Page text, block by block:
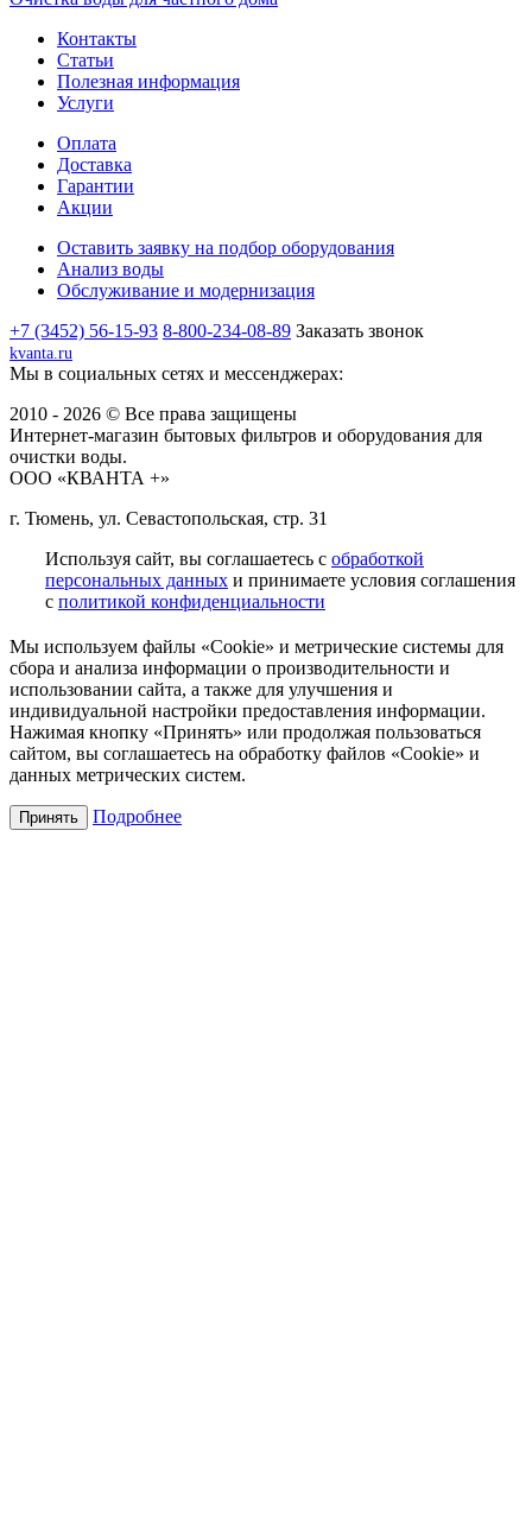
Контакты
Статьи
Полезная информация
Услуги
Оплата
Доставка
Гарантии
Акции
Оставить заявку на подбор оборудования
Анализ воды
Обслуживание и модернизация
+7 (3452) 56-15-93 8-800-234-08-89 Заказать звонок
kvanta.ru
Мы в социальных сетях и мессенджерах:
2010 - 2026 © Все права защищены
Интернет-магазин бытовых фильтров и оборудования для
очистки воды.
ООО «КВАНТА +»
г. Тюмень, ул. Севастопольская, стр. 31
Используя сайт, вы соглашаетесь с обработкой
персональных данных и принимаете условия соглашения
с политикой конфиденциальности
Мы используем файлы «Cookie» и метрические системы для
сбора и анализа информации о производительности и
использовании сайта, а также для улучшения и
индивидуальной настройки предоставления информации.
Нажимая кнопку «Принять» или продолжая пользоваться
сайтом, вы соглашаетесь на обработку файлов «Cookie» и
данных метрических систем.
Принять Подробнее